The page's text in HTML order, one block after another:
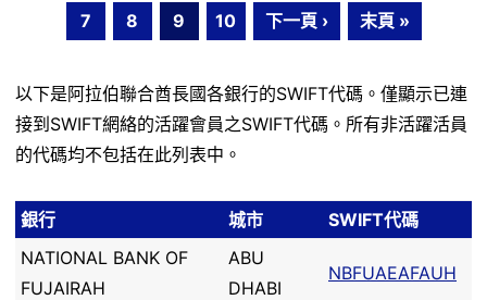
7
8 9 10 下一頁 › 末頁 »
以下是阿拉伯聯合酋長國各銀行的SWIFT代碼。僅顯示已連
接到SWIFT網絡的活躍會員之SWIFT代碼。所有非活躍活員
的代碼均不包括在此列表中。
銀行 城市
SWIFT代碼
NATIONAL BANK OF
FUJAIRAH
ABU
DHABI
NBFUAEAFAUH